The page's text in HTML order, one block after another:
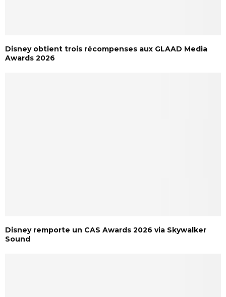
Disney obtient trois récompenses aux GLAAD Media
Awards 2026
Disney remporte un CAS Awards 2026 via Skywalker
Sound